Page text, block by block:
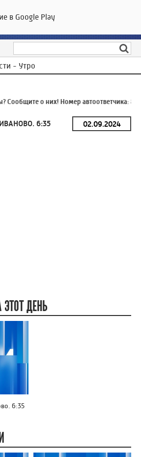
ГТРК «Ивтелерадио»
- Утро
о них! Номер автоответчика:8
6:35
ДЕНЬ
6:35
в Google Play